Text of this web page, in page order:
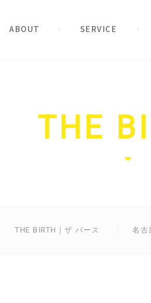
サービス 実例紹介
THE
THE BIRTH｜ザ バース 名古